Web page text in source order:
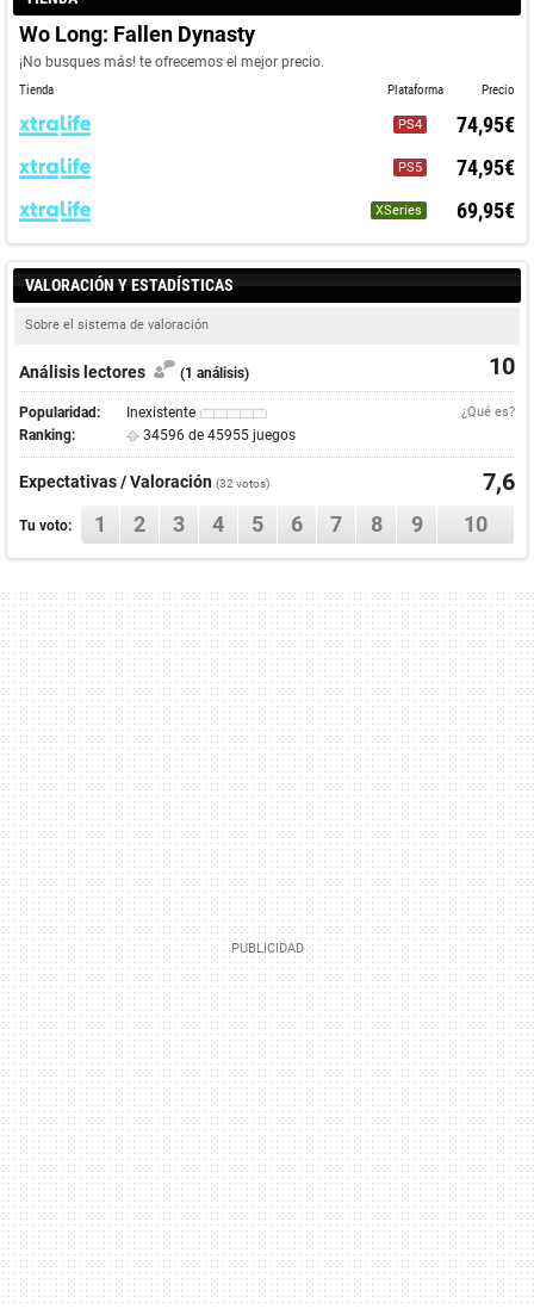
Wo Long: Fallen Dynasty
¡No busques más! te ofrecemos el mejor precio.
Tienda Plataforma Precio
PS4 74,95€
PS5 74,95€
XSeries 69,95€
VALORACIÓN Y ESTADÍSTICAS
Sobre el sistema de valoración
10
Análisis lectores (1 análisis)
Popularidad: Inexistente ¿Qué es?
Ranking: 34596 de 45955 juegos
Expectativas / Valoración (32 votos) 7,6
Tu voto: 1 2 3 4 5 6 7 8 9 10